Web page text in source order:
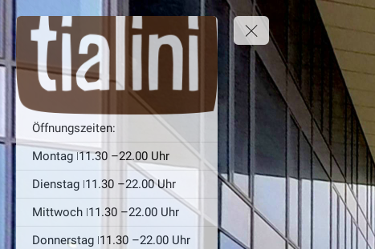
Öffnungszeiten:
Montag ǀ11.30 –22.00 Uhr
Dienstag ǀ11.30 –22.00 Uhr
Mittwoch ǀ11.30 –22.00 Uhr
Donnerstag ǀ11.30 –22.00 Uhr